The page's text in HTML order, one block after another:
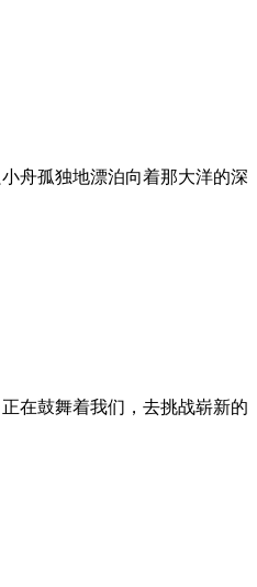
舟孤独地漂泊向着那大洋的深
在鼓舞着我们，去挑战崭新的